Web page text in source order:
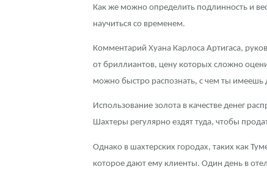
Как же можно определить подлинность и
научиться со временем.
Комментарий Хуана Карлоса Артигаса,
от бриллиантов, цену которых сложно
можно быстро распознать, с чем ты имеешь
Использование золота в качестве денег
Шахтеры регулярно ездят туда, чтобы
Однако в шахтерских городах, таких как
которое дают ему клиенты. Один день в